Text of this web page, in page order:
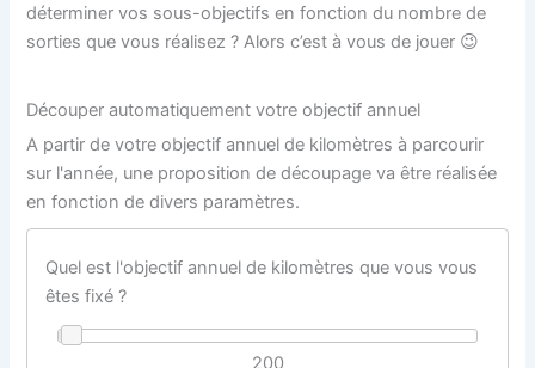
déterminer vos sous-objectifs en fonction du nombre de
sorties que vous réalisez ? Alors c’est à vous de jouer 😉
Découper automatiquement votre objectif annuel
A partir de votre objectif annuel de kilomètres à parcourir
sur l'année, une proposition de découpage va être réalisée
en fonction de divers paramètres.
Quel est l'objectif annuel de kilomètres que vous vous
êtes fixé ?
200